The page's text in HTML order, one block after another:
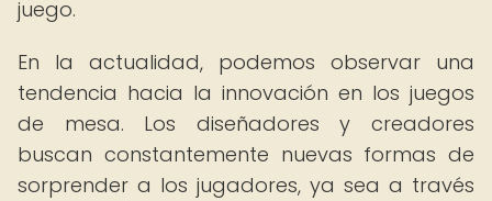
juego.
En la actualidad, podemos observar una
tendencia hacia la innovación en los juegos
de mesa. Los diseñadores y creadores
buscan constantemente nuevas formas de
sorprender a los jugadores, ya sea a través